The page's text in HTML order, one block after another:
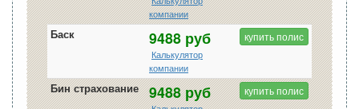
компании
Баск 9488 руб
Калькулятор
компании
купить полис
Бин страхование 9488 руб купить полис